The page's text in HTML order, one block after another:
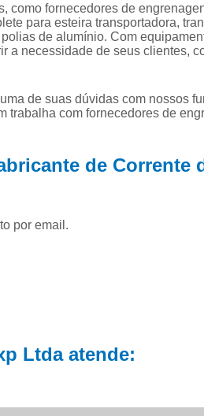
Corrente
como fornecedores de
para esteira transportadora,
de alumínio. Com
a necessidade de seus clientes,
de suas dúvidas com nossos
trabalha com fornecedores de
de Corrente
por email.
Ltda atende: